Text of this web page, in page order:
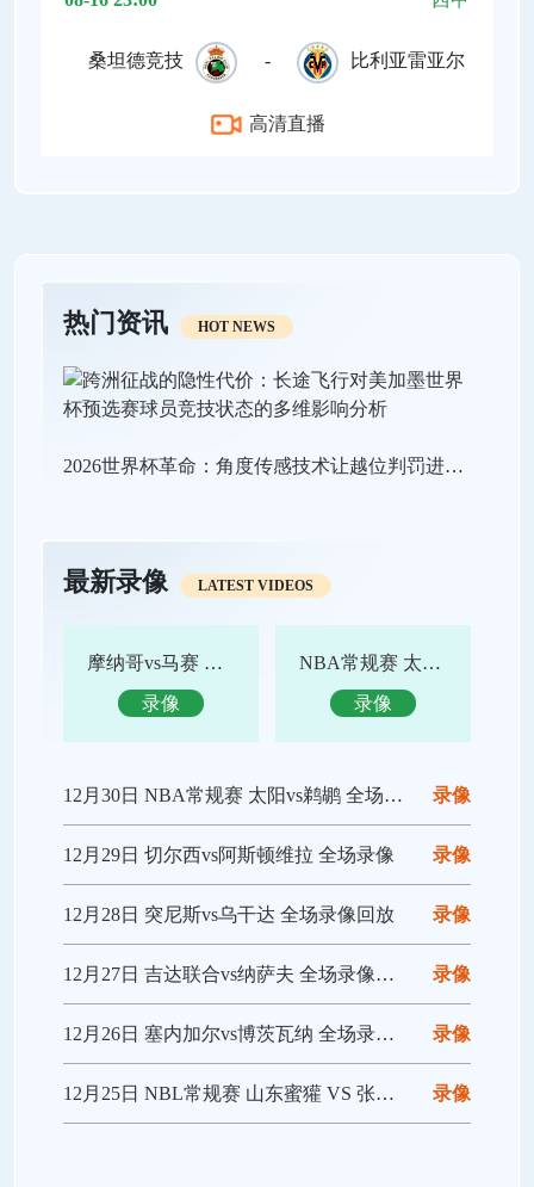
桑坦德竞技 - 比利亚雷亚尔
高清直播
热门资讯 HOT NEWS
2026世界杯革命：角度传感技术让越位判罚进入“毫米级时代”
最新录像 LATEST VIDEOS
摩纳哥vs马赛 全场录像回放
录像
NBA常规赛 太阳vs鹈鹕 全场集锦
录像
录像
12月30日 NBA常规赛 太阳vs鹈鹕 全场录像回放
录像
12月29日 切尔西vs阿斯顿维拉 全场录像
录像
12月28日 突尼斯vs乌干达 全场录像回放
录像
12月27日 吉达联合vs纳萨夫 全场录像回放
录像
12月26日 塞内加尔vs博茨瓦纳 全场录像回放
录像
12月25日 NBL常规赛 山东蜜獾 VS 张家口体文旅 全场录像